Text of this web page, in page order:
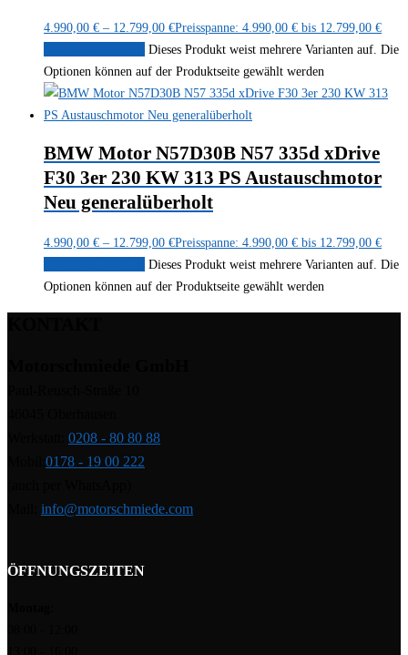
4.990,00 € – 12.799,00 €Preisspanne: 4.990,00 € bis 12.799,00 €
Dieses Produkt weist mehrere Varianten auf. Die
Optionen können auf der Produktseite gewählt werden
BMW Motor N57D30B N57 335d xDrive
F30 3er 230 KW 313 PS Austauschmotor
Neu generalüberholt
4.990,00 € – 12.799,00 €Preisspanne: 4.990,00 € bis 12.799,00 €
Dieses Produkt weist mehrere Varianten auf. Die
Optionen können auf der Produktseite gewählt werden
0208 - 80 80 88
0178 - 19 00 222
info@motorschmiede.com
ÖFFNUNGSZEITEN